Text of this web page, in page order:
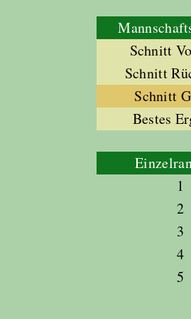
Schnitt
Schnitt
Schnitt
Bestes
1
2
3
4
5